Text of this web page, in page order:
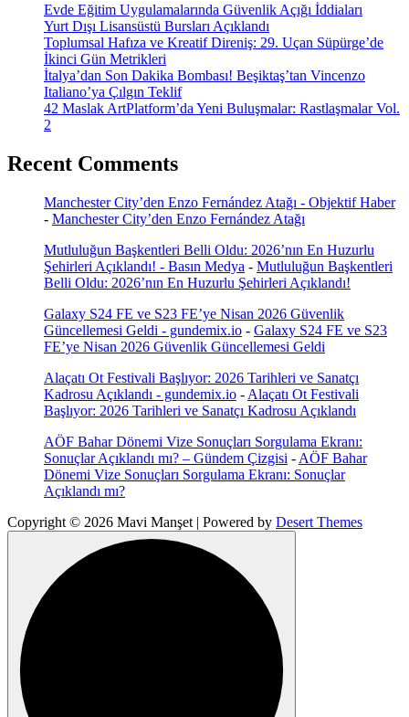
Evde Eğitim Uygulamalarında Güvenlik Açığı İddiaları
Yurt Dışı Lisansüstü Bursları Açıklandı
Toplumsal Hafıza ve Kreatif Direniş: 29. Uçan Süpürge’de
İkinci Gün Metrikleri
İtalya’dan Son Dakika Bombası! Beşiktaş’tan Vincenzo
Italiano’ya Çılgın Teklif
42 Maslak ArtPlatform’da Yeni Buluşmalar: Rastlaşmalar Vol.
2
Recent Comments
Manchester City’den Enzo Fernández Atağı - Objektif Haber
- Manchester City’den Enzo Fernández Atağı
Mutluluğun Başkentleri Belli Oldu: 2026’nın En Huzurlu
Şehirleri Açıklandı! - Basın Medya - Mutluluğun Başkentleri
Belli Oldu: 2026’nın En Huzurlu Şehirleri Açıklandı!
Galaxy S24 FE ve S23 FE’ye Nisan 2026 Güvenlik
Güncellemesi Geldi - gundemix.io - Galaxy S24 FE ve S23
FE’ye Nisan 2026 Güvenlik Güncellemesi Geldi
Alaçatı Ot Festivali Başlıyor: 2026 Tarihleri ve Sanatçı
Kadrosu Açıklandı - gundemix.io - Alaçatı Ot Festivali
Başlıyor: 2026 Tarihleri ve Sanatçı Kadrosu Açıklandı
AÖF Bahar Dönemi Vize Sonuçları Sorgulama Ekranı:
Sonuçlar Açıklandı mı? – Gündem Çizgisi - AÖF Bahar
Dönemi Vize Sonuçları Sorgulama Ekranı: Sonuçlar
Açıklandı mı?
Copyright © 2026 Mavi Manşet | Powered by Desert Themes